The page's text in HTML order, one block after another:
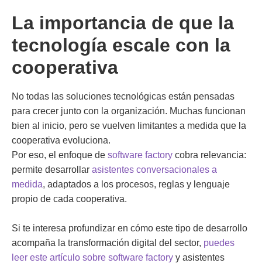
La importancia de que la
tecnología escale con la
cooperativa
No todas las soluciones tecnológicas están pensadas
para crecer junto con la organización. Muchas funcionan
bien al inicio, pero se vuelven limitantes a medida que la
cooperativa evoluciona.
Por eso, el enfoque de software factory cobra relevancia:
permite desarrollar asistentes conversacionales a
medida, adaptados a los procesos, reglas y lenguaje
propio de cada cooperativa.
Si te interesa profundizar en cómo este tipo de desarrollo
acompaña la transformación digital del sector, puedes
leer este artículo sobre software factory y asistentes